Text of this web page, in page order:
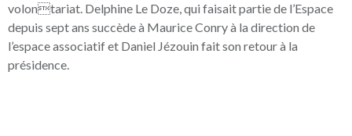
volontariat. Delphine Le Doze, qui faisait partie de l’Espace
depuis sept ans succède à Maurice Conry à la direction de
l’espace associatif et Daniel Jézouin fait son retour à la
présidence.